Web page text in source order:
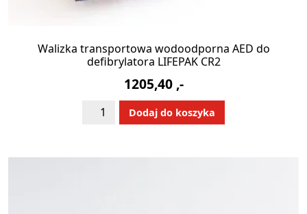
Walizka transportowa wodoodporna AED do
defibrylatora LIFEPAK CR2
1205,40 ,-
ilość
Walizka
wodoodporna
Dodaj do koszyka
Alternative: